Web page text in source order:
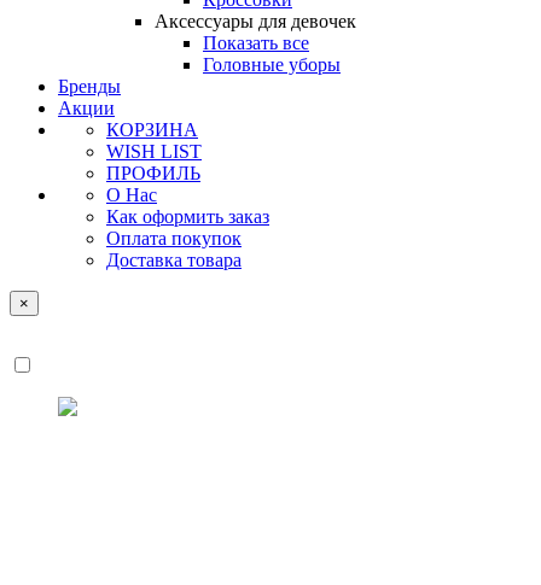
Аксессуары для девочек
Показать все
Головные уборы
Бренды
Акции
КОРЗИНА
WISH LIST
ПРОФИЛЬ
О Нас
Как оформить заказ
Оплата покупок
Доставка товара
×